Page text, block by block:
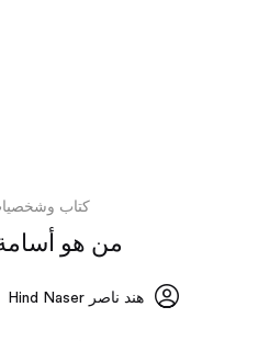
كتاب
من هو
هند ناصر Hind Naser